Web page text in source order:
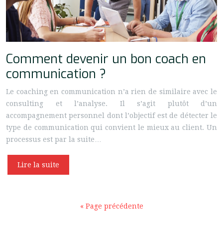
Comment devenir un bon coach en
communication ?
Le coaching en communication n’a rien de similaire avec le
consulting et l’analyse. Il s’agit plutôt d’un
accompagnement personnel dont l’objectif est de détecter le
type de communication qui convient le mieux au client. Un
processus est par la suite…
Lire la suite
« Page précédente